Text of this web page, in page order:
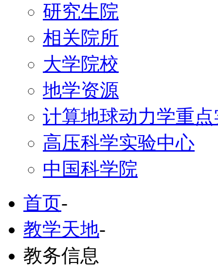
研究生院
相关院所
大学院校
地学资源
计算地球动力学重
高压科学实验中心
中国科学院
首页-
教学天地-
教务信息